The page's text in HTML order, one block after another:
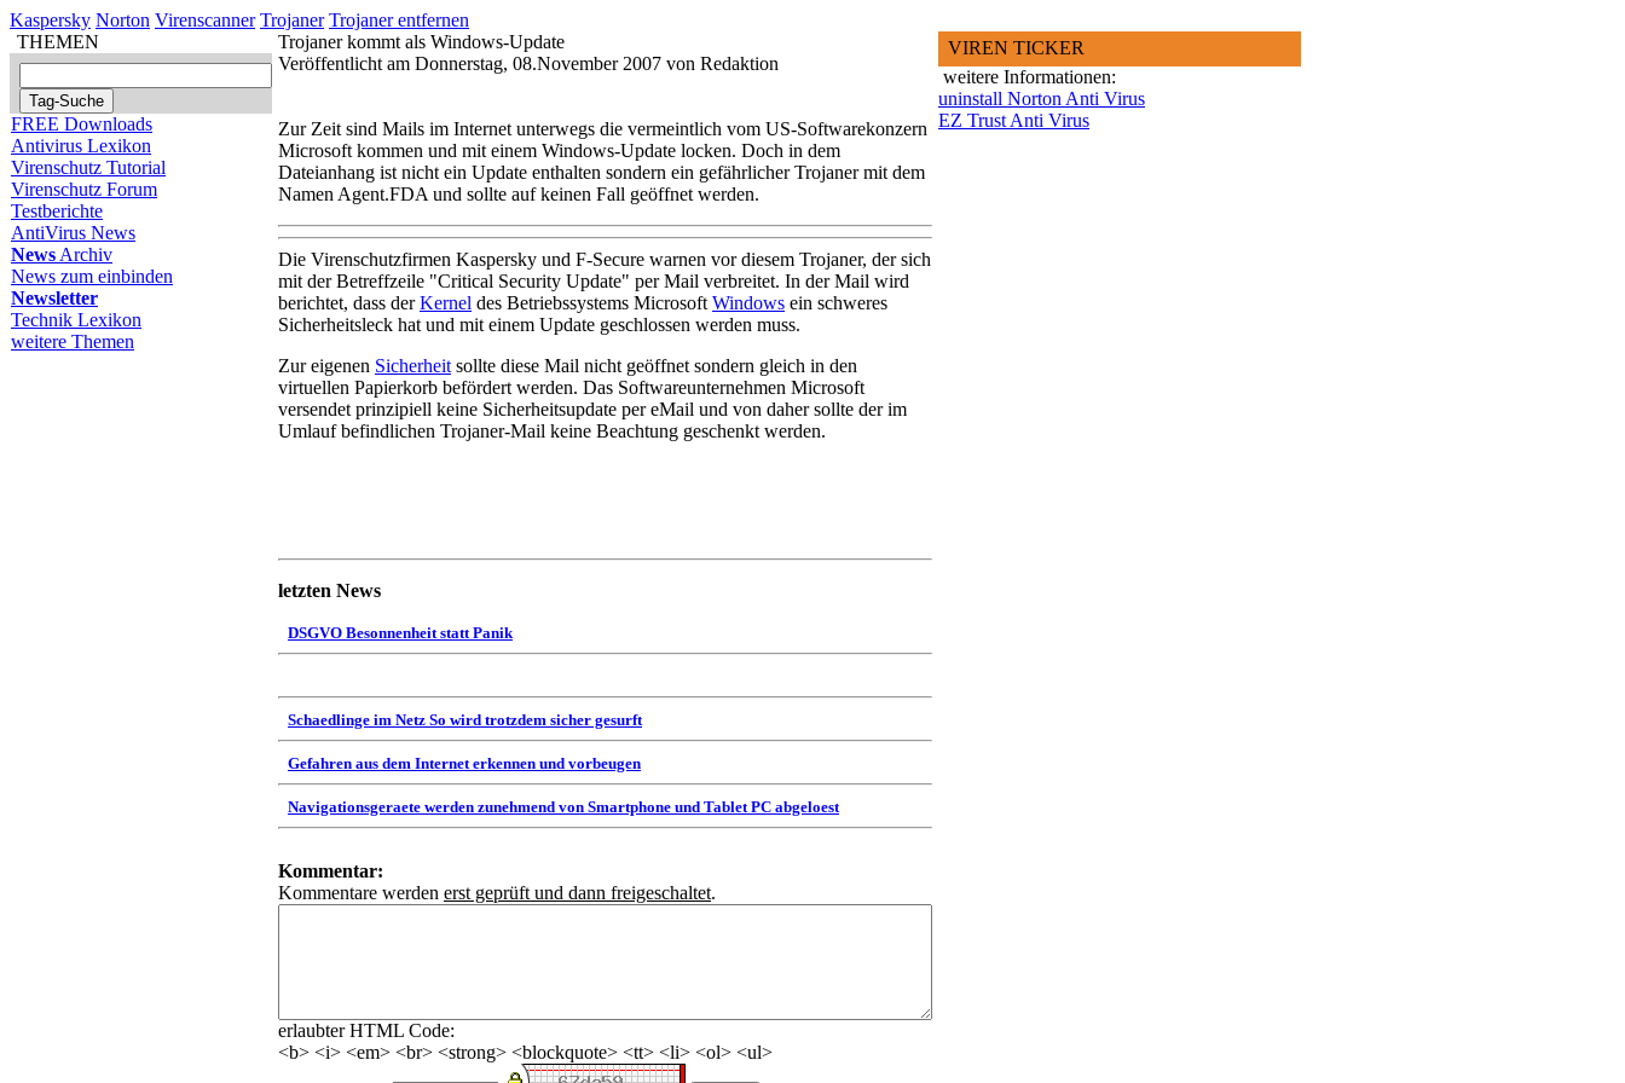
Kaspersky Norton Virenscanner Trojaner Trojaner entfernen
THEMEN
FREE Downloads
Antivirus Lexikon
Virenschutz Tutorial
Virenschutz Forum
Testberichte
AntiVirus News
News Archiv
News zum einbinden
Newsletter
Technik Lexikon
weitere Themen
Trojaner kommt als Windows-Update
Veröffentlicht am Donnerstag, 08.November 2007 von Redaktion
Zur Zeit sind Mails im Internet unterwegs die vermeintlich vom US-Softwarekonzern
Microsoft kommen und mit einem Windows-Update locken. Doch in dem
Dateianhang ist nicht ein Update enthalten sondern ein gefährlicher Trojaner mit dem
Namen Agent.FDA und sollte auf keinen Fall geöffnet werden.
Die Virenschutzfirmen Kaspersky und F-Secure warnen vor diesem Trojaner, der sich
mit der Betreffzeile "Critical Security Update" per Mail verbreitet. In der Mail wird
berichtet, dass derKernel des Betriebssystems Microsoft Windows ein schweres
Sicherheitsleck hat und mit einem Update geschlossen werden muss.
Zur eigenen Sicherheit sollte diese Mail nicht geöffnet sondern gleich in den
virtuellen Papierkorb befördert werden. Das Softwareunternehmen Microsoft
versendet prinzipiell keine Sicherheitsupdate per eMail und von daher sollte der im
Umlauf befindlichen Trojaner-Mail keine Beachtung geschenkt werden.
letzten News
DSGVO Besonnenheit statt Panik
Schaedlinge im Netz So wird trotzdem sicher gesurft
Gefahren aus dem Internet erkennen und vorbeugen
Navigationsgeraete werden zunehmend von Smartphone und Tablet PC abgeloest
Kommentar:
Kommentare werden erst geprüft und dann freigeschaltet.
erlaubter HTML Code:
<b> <i> <em> <br> <strong> <blockquote> <tt> <li> <ol> <ul>
VIREN TICKER
weitere Informationen:
uninstall Norton Anti Virus
EZ Trust Anti Virus